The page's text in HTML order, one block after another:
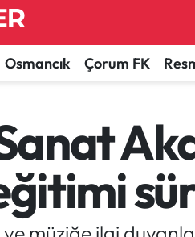
Osmancık Çorum FK